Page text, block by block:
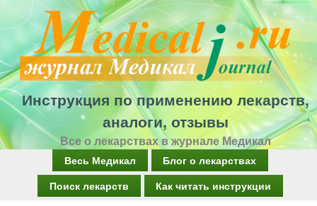
Перейти
к
основному
содержанию
Инструкция по применению лекарств,
аналоги, отзывы
Все о лекарствах в журнале Медикал
Весь Медикал
Блог о лекарствах
Поиск лекарств
Как читать инструкции